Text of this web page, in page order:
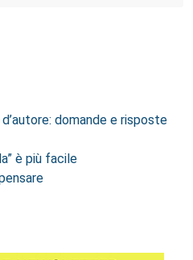
domande e risposte
è più facile